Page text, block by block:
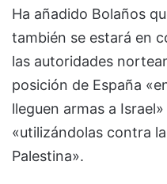
Ha añadido Bolaños
también se estará en
las autoridades
posición de España
lleguen armas a
«utilizándolas contra
Palestina».